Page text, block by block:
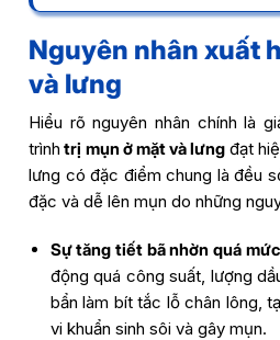
Nguyên nhân xuất
và lưng
Hiểu rõ nguyên nhân chính là
trình trị mụn ở mặt và lưng đạt
lưng có đặc điểm chung là đều
đặc và dễ lên mụn do những
Sự tăng tiết bã nhờn quá
động quá công suất, lượng
bẩn làm bít tắc lỗ chân lông,
vi khuẩn sinh sôi và gây mụn.